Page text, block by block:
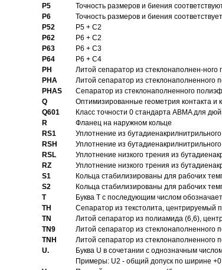
P5
Точность размеров и биения
P6
Точность размеров и биения
P52
P5 + C2
P62
P6 + C2
P63
P6 + C3
P64
P6 + C4
PH
Литой сепаратор из стеклонаполнен-
PHA
Литой сепаратор из
PHAS
Сепаратор из стеклонаполненного
Q
Оптимизированные геометрия контакта и
Q601
Класс точности 0 стандарта ABMA для
R
Фланец на наружном кольце
RS1
Уплотнение из
RSH
Уплотнение из
RSL
Уплотнение низкого трения из
RZ
Уплотнение низкого трения из
S1
Кольца стабилизированы для рабочих
S2
Кольца стабилизированы для рабочих
T
Буква T с последующим числом
TH
Сепаратор из текстолита, центрируемый
TN
Литой сепаратор из полиамида (6,6),
TN9
Литой сепаратор из
TNH
Литой сепаратор из
U.
Буква U в сочетании с однозначным
Примеры: U2 - общий допуск по ширине